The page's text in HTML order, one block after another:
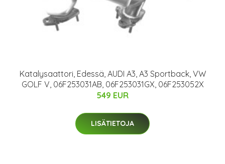
Katalysaattori, Edessä, AUDI A3, A3 Sportback, VW
GOLF V, 06F253031AB, 06F253031GX, 06F253052X
549 EUR
LISÄTIETOJA